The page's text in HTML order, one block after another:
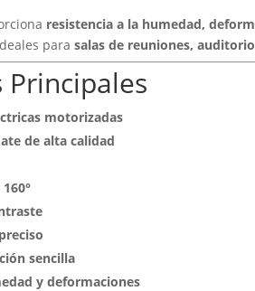
resistencia a la humedad,
parasalas de reuniones,
Principales
motorizadas
de alta calidad
sencilla
y deformaciones